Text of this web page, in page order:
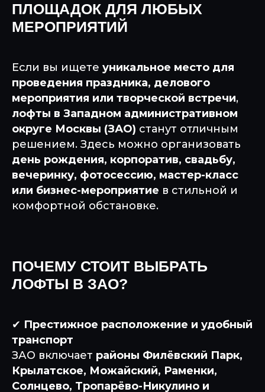
ПЛОЩАДОК ДЛЯ ЛЮБЫХ
МЕРОПРИЯТИЙ
Если вы ищете уникальное место для
проведения праздника, делового
мероприятия или творческой встречи,
лофты в Западном административном
округе Москвы (ЗАО) станут отличным
решением. Здесь можно организовать
день рождения, корпоратив, свадьбу,
вечеринку, фотосессию, мастер-класс
или бизнес-мероприятие в стильной и
комфортной обстановке.
ПОЧЕМУ СТОИТ ВЫБРАТЬ
ЛОФТЫ В ЗАО?
✔ Престижное расположение и удобный
транспорт
ЗАО включает районы Филёвский Парк,
Крылатское, Можайский, Раменки,
Солнцево, Тропарёво-Никулино и